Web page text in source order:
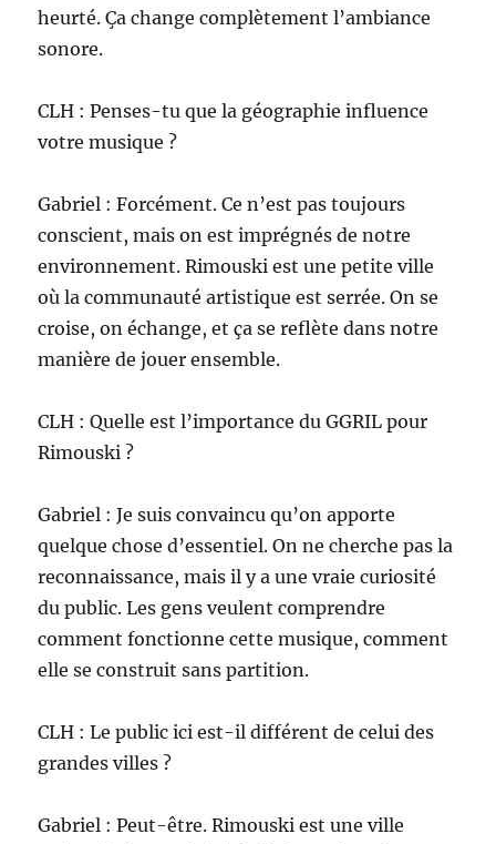
heurté. Ça change complètement l’ambiance
sonore.
CLH : Penses-tu que la géographie influence
votre musique ?
Gabriel : Forcément. Ce n’est pas toujours
conscient, mais on est imprégnés de notre
environnement. Rimouski est une petite ville
où la communauté artistique est serrée. On se
croise, on échange, et ça se reflète dans notre
manière de jouer ensemble.
CLH : Quelle est l’importance du GGRIL pour
Rimouski ?
Gabriel : Je suis convaincu qu’on apporte
quelque chose d’essentiel. On ne cherche pas la
reconnaissance, mais il y a une vraie curiosité
du public. Les gens veulent comprendre
comment fonctionne cette musique, comment
elle se construit sans partition.
CLH : Le public ici est-il différent de celui des
grandes villes ?
Gabriel : Peut-être. Rimouski est une ville